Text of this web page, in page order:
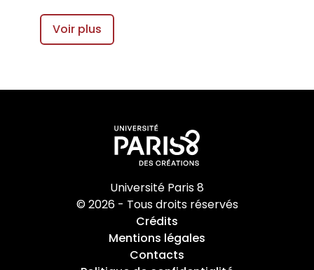
Voir plus
Université Paris 8
© 2026 - Tous droits réservés
Crédits
Mentions légales
Contacts